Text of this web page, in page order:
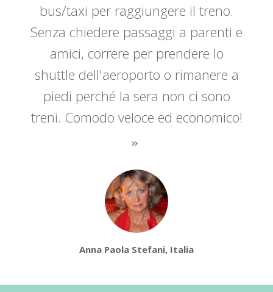
bus/taxi per raggiungere il treno.
Senza chiedere passaggi a parenti e
amici, correre per prendere lo
shuttle dell'aeroporto o rimanere a
piedi perché la sera non ci sono
treni. Comodo veloce ed economico!
Anna Paola Stefani, Italia